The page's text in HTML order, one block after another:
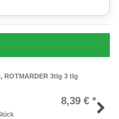
ROTMARDER 3tlg 3 tlg
8,39 € *